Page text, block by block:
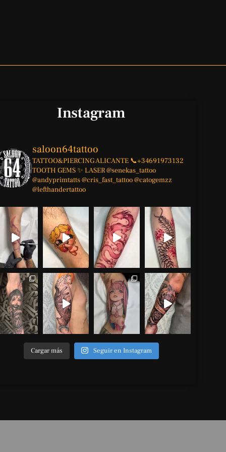
Instagram
saloon64tattoo
TATTOO&PIERCINGALICANTE 📞+34691973132
TOOTH GEMS ✨ LASER@senekas_tattoo
@andyprimtatts@cris_fast_tattoo@catogemzz
@lefthandertattoo
Cargar más Seguir en Instagram